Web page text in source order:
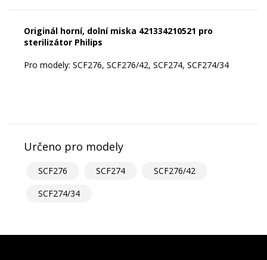
Originál horní, dolní miska 421334210521 pro
sterilizátor Philips
Pro modely: SCF276, SCF276/42, SCF274, SCF274/34
Určeno pro modely
SCF276 SCF274
SCF276/42
SCF274/34